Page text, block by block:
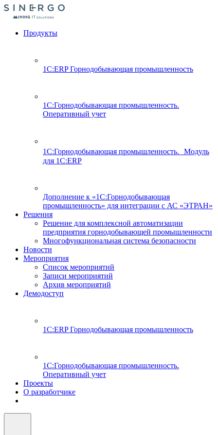
Продукты
1С:ERP Горнодобывающая промышленность
1С:Горнодобывающая промышленность.
Оперативный учет
1С:Горнодобывающая промышленность. Модуль
для 1С:ERP
Дополнение к «1С:Горнодобывающая
промышленность» для интеграции с АС «ЭТРАН»
Решения
Решение для комплексной автоматизации
предприятия горнодобывающей промышленности
Многофункциональная система безопасности
Новости
Мероприятия
Список мероприятий
Записи мероприятий
Архив мероприятий
Демодоступ
1С:ERP Горнодобывающая промышленность
1С:Горнодобывающая промышленность.
Оперативный учет
Проекты
О разработчике